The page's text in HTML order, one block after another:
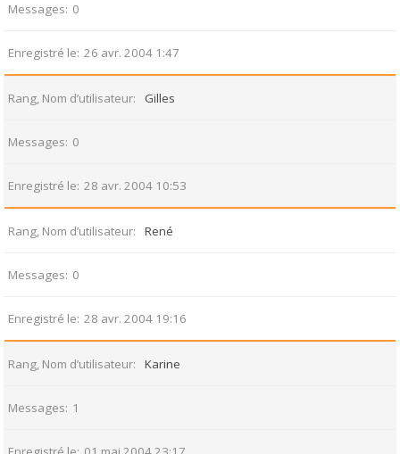
Messages 0
Enregistré le 26 avr. 2004 1:47
Rang, Nom d’utilisateur Gilles
Messages 0
Enregistré le 28 avr. 2004 10:53
Rang, Nom d’utilisateur René
Messages 0
Enregistré le 28 avr. 2004 19:16
Rang, Nom d’utilisateur Karine
Messages 1